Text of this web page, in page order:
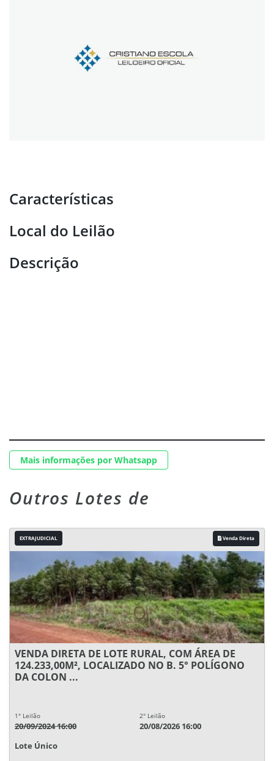
Características
Local do Leilão
Descrição
Mais informações por Whatsapp
Outros Lotes de
EXTRAJUDICIAL Venda Direta
VENDA DIRETA DE LOTE RURAL, COM ÁREA DE
124.233,00M², LOCALIZADO NO B. 5° POLÍGONO
DA COLON ...
1° Leilão
20/09/2024 16:00
2° Leilão
20/08/2026 16:00
Lote Único